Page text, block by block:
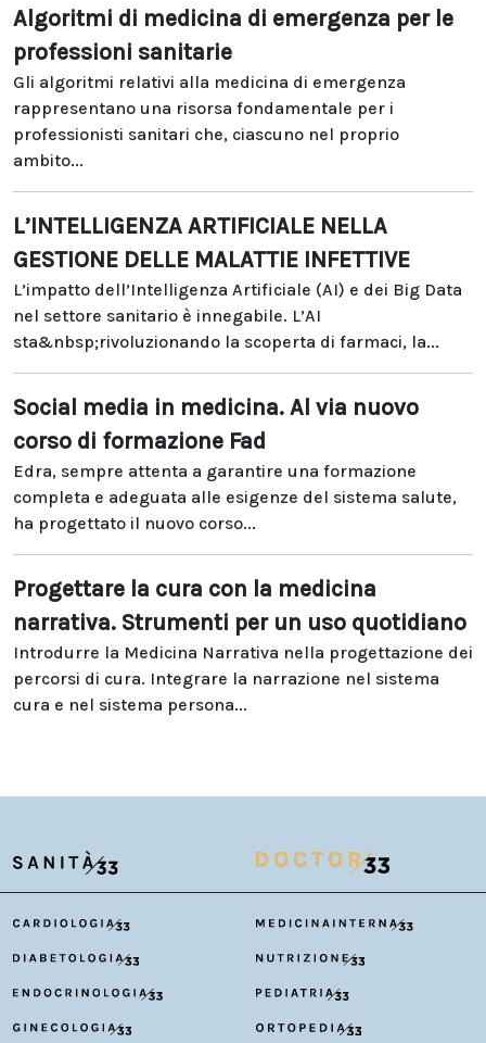
Algoritmi di medicina di emergenza per le
professioni sanitarie
Gli algoritmi relativi alla medicina di emergenza
rappresentano una risorsa fondamentale per i
professionisti sanitari che, ciascuno nel proprio
ambito...
L’INTELLIGENZA ARTIFICIALE NELLA
GESTIONE DELLE MALATTIE INFETTIVE
L’impatto dell’Intelligenza Artificiale (AI) e dei Big Data
nel settore sanitario è innegabile. L’AI
sta&nbsp;rivoluzionando la scoperta di farmaci, la...
Social media in medicina. Al via nuovo
corso di formazione Fad
Edra, sempre attenta a garantire una formazione
completa e adeguata alle esigenze del sistema salute,
ha progettato il nuovo corso...
Progettare la cura con la medicina
narrativa. Strumenti per un uso quotidiano
Introdurre la Medicina Narrativa nella progettazione dei
percorsi di cura. Integrare la narrazione nel sistema
cura e nel sistema persona...